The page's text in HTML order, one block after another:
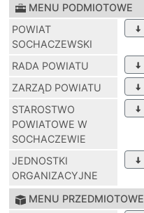
MENU PODMIOTOWE
POWIAT
SOCHACZEWSKI
RADA POWIATU
ZARZĄD POWIATU
STAROSTWO
POWIATOWE W
SOCHACZEWIE
JEDNOSTKI
ORGANIZACYJNE
MENU PRZEDMIOTOWE